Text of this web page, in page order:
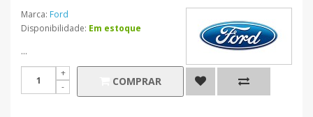
Marca: Ford
Disponibilidade: Em estoque
...
COMPRAR